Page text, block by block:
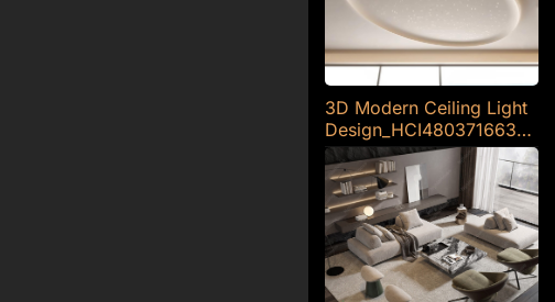
3D Modern Ceiling Light
Design_HCI4803716633133